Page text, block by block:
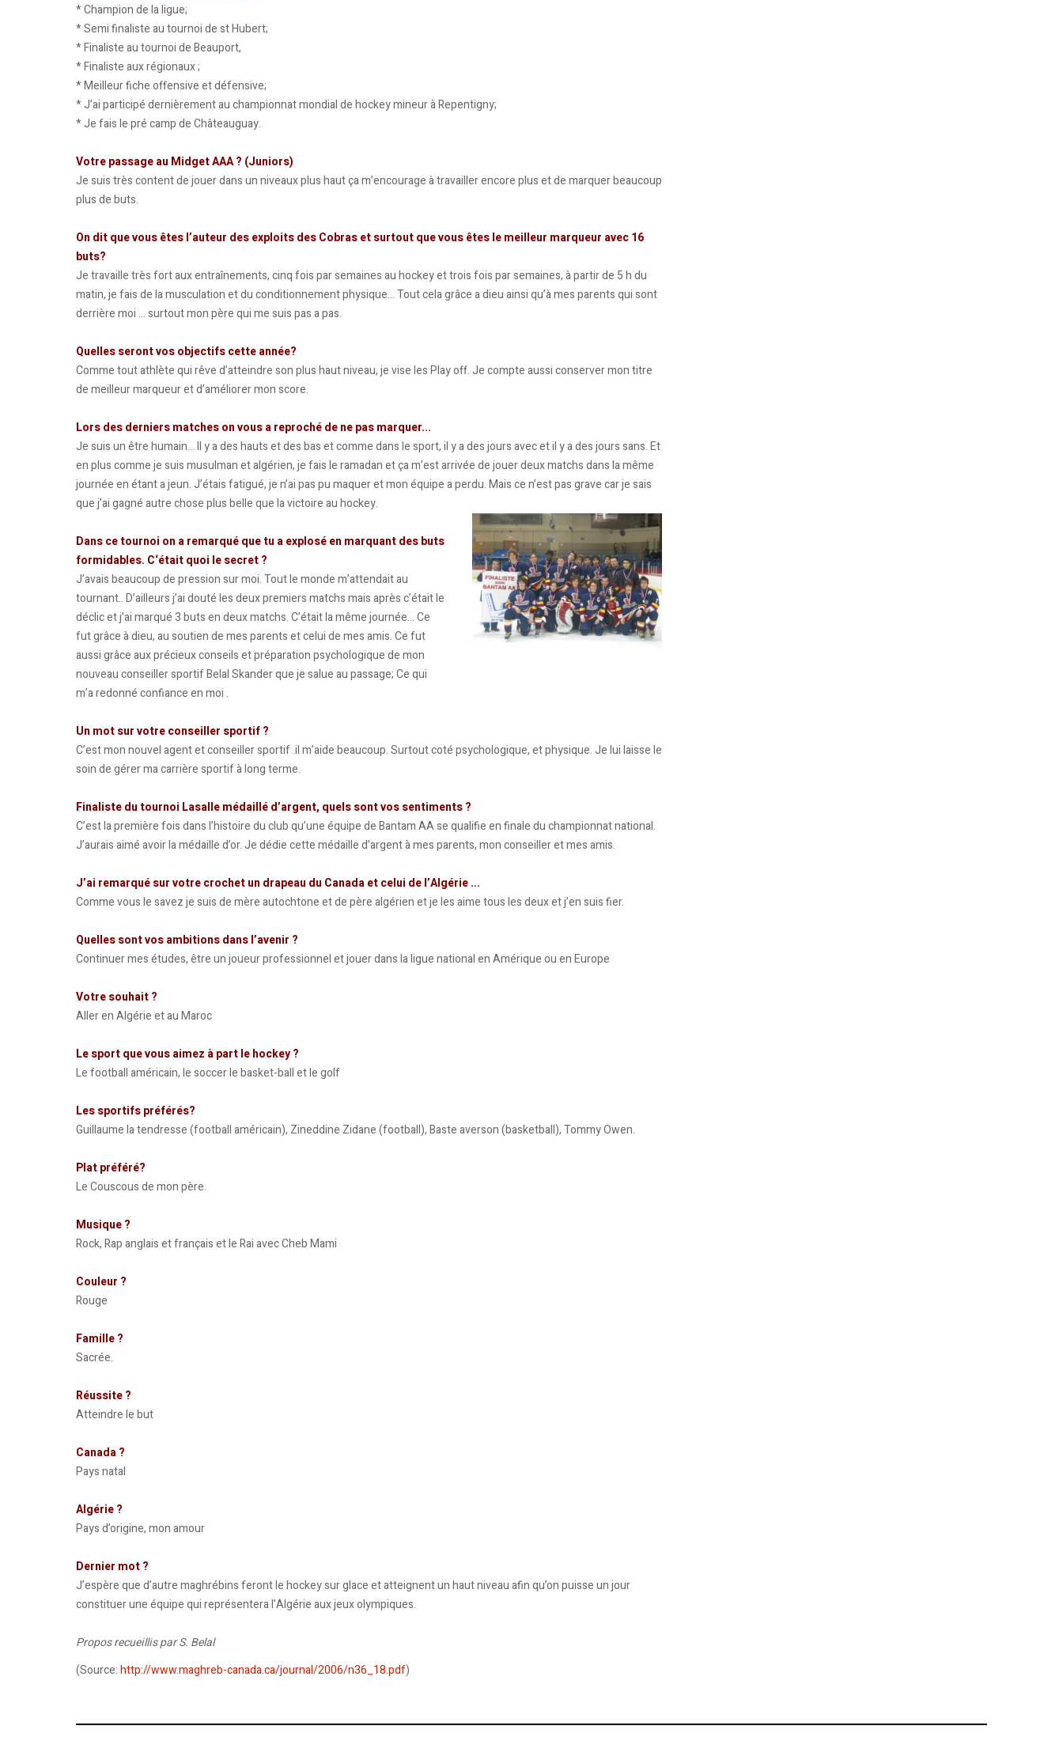
* Champion de la ligue;
* Semi finaliste au tournoi de st Hubert;
* Finaliste au tournoi de Beauport,
* Finaliste aux régionaux ;
* Meilleur fiche offensive et défensive;
* J’ai participé dernièrement au championnat mondial de hockey mineur à Repentigny;
* Je fais le pré camp de Châteauguay.
Votre passage au Midget AAA ? (Juniors)
Je suis très content de jouer dans un niveaux plus haut ça m’encourage à travailler encore plus et de marquer beaucoup
plus de buts.
On dit que vous êtes l’auteur des exploits des Cobras et surtout que vous êtes le meilleur marqueur avec 16
buts?
Je travaille très fort aux entraînements, cinq fois par semaines au hockey et trois fois par semaines, à partir de 5 h du
matin, je fais de la musculation et du conditionnement physique… Tout cela grâce a dieu ainsi qu’à mes parents qui sont
derrière moi … surtout mon père qui me suis pas a pas.
Quelles seront vos objectifs cette année?
Comme tout athlète qui rêve d’atteindre son plus haut niveau, je vise les Play off. Je compte aussi conserver mon titre
de meilleur marqueur et d’améliorer mon score.
Lors des derniers matches on vous a reproché de ne pas marquer...
Je suis un être humain… Il y a des hauts et des bas et comme dans le sport, il y a des jours avec et il y a des jours sans. Et
en plus comme je suis musulman et algérien, je fais le ramadan et ça m’est arrivée de jouer deux matchs dans la même
journée en étant a jeun. J’étais fatigué, je n’ai pas pu maquer et mon équipe a perdu. Mais ce n’est pas grave car je sais
que j’ai gagné autre chose plus belle que la victoire au hockey.
Dans ce tournoi on a remarqué que tu a explosé en marquant des buts
formidables. C‘était quoi le secret ?
J’avais beaucoup de pression sur moi. Tout le monde m’attendait au
tournant.. D’ailleurs j’ai douté les deux premiers matchs mais après c’était le
déclic et j’ai marqué 3 buts en deux matchs. C’était la même journée… Ce
fut grâce à dieu, au soutien de mes parents et celui de mes amis. Ce fut
aussi grâce aux précieux conseils et préparation psychologique de mon
nouveau conseiller sportif Belal Skander que je salue au passage; Ce qui
m’a redonné confiance en moi .
Un mot sur votre conseiller sportif ?
C’est mon nouvel agent et conseiller sportif .il m’aide beaucoup. Surtout coté psychologique, et physique. Je lui laisse le
soin de gérer ma carrière sportif à long terme.
Finaliste du tournoi Lasalle médaillé d’argent, quels sont vos sentiments ?
C’est la première fois dans l’histoire du club qu’une équipe de Bantam AA se qualifie en finale du championnat national.
J’aurais aimé avoir la médaille d’or. Je dédie cette médaille d’argent à mes parents, mon conseiller et mes amis.
J’ai remarqué sur votre crochet un drapeau du Canada et celui de l’Algérie ...
Comme vous le savez je suis de mère autochtone et de père algérien et je les aime tous les deux et j’en suis fier.
Quelles sont vos ambitions dans l’avenir ?
Continuer mes études, être un joueur professionnel et jouer dans la ligue national en Amérique ou en Europe
Votre souhait ?
Aller en Algérie et au Maroc
Le sport que vous aimez à part le hockey ?
Le football américain, le soccer le basket-ball et le golf
Les sportifs préférés?
Guillaume la tendresse (football américain), Zineddine Zidane (football), Baste averson (basketball), Tommy Owen.
Plat préféré?
Le Couscous de mon père.
Musique ?
Rock, Rap anglais et français et le Rai avec Cheb Mami
Couleur ?
Rouge
Famille ?
Sacrée.
Réussite ?
Atteindre le but
Canada ?
Pays natal
Algérie ?
Pays d’origine, mon amour
Dernier mot ?
J’espère que d’autre maghrébins feront le hockey sur glace et atteignent un haut niveau afin qu’on puisse un jour
constituer une équipe qui représentera l’Algérie aux jeux olympiques.
Propos recueillis par S. Belal
(Source:http://www.maghreb-canada.ca/journal/2006/n36_18.pdf)